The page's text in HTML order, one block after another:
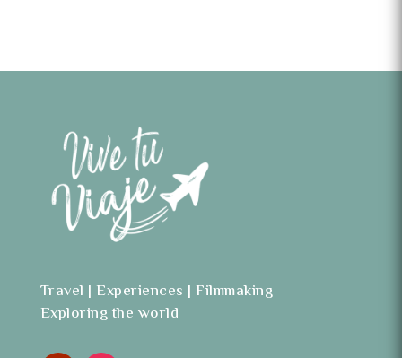
Travel | Experiences | Filmmaking
Exploring the world